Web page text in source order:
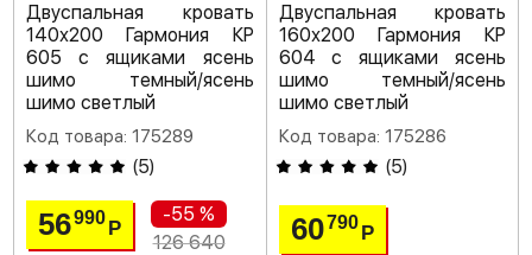
Двуспальная кровать
140х200 Гармония КР
605 с ящиками ясень
шимо темный/ясень
шимо светлый
Код товара: 175289
(5)
56990Р
-55 %
126 640
Двуспальная кровать
160х200 Гармония КР
604 с ящиками ясень
шимо темный/ясень
шимо светлый
Код товара: 175286
(5)
60790 Р